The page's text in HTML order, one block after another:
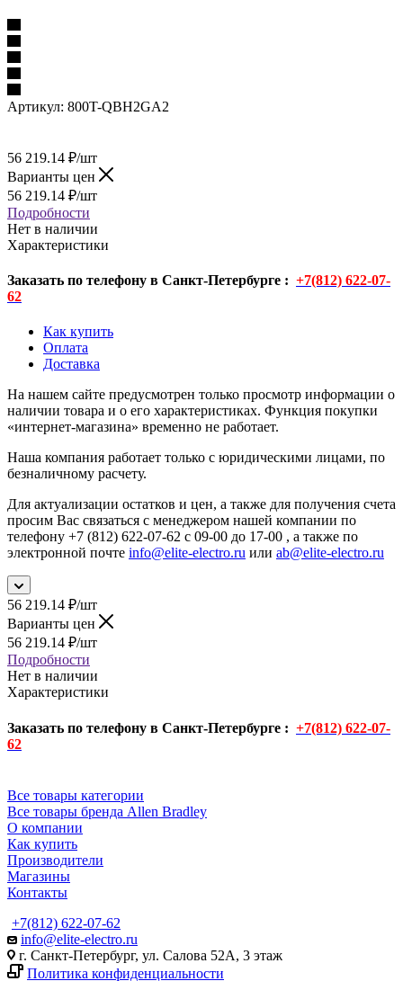
Артикул: 800T-QBH2GA2
56 219.14 ₽/шт
Варианты цен
56 219.14 ₽/шт
Подробности
Нет в наличии
Характеристики
Заказать по телефону в Санкт-Петербурге : +7(812) 622-07-
62
Как купить
Оплата
Доставка
На нашем сайте предусмотрен только просмотр информации о
наличии товара и о его характеристиках. Функция покупки
«интернет-магазина» временно не работает.
Наша компания работает только с юридическими лицами, по
безналичному расчету.
Для актуализации остатков и цен, а также для получения счета
просим Вас связаться с менеджером нашей компании по
телефону +7 (812) 622-07-62 с 09-00 до 17-00 , а также по
электронной почте info@elite-electro.ru или ab@elite-electro.ru
56 219.14 ₽/шт
Варианты цен
56 219.14 ₽/шт
Подробности
Нет в наличии
Характеристики
Заказать по телефону в Санкт-Петербурге : +7(812) 622-07-
62
Все товары категории
Все товары бренда Allen Bradley
О компании
Как купить
Производители
Магазины
Контакты
+7(812) 622-07-62
info@elite-electro.ru
г. Санкт-Петербург, ул. Салова 52А, 3 этаж
Политика конфиденциальности